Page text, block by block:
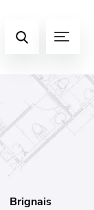
une
recherche
Brignais